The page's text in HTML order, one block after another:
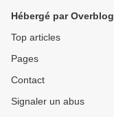
Hébergé par Overblog
Top articles
Pages
Contact
Signaler un abus